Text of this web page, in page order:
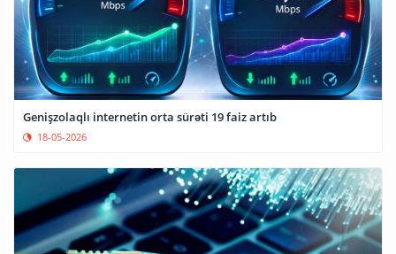
Genişzolaqlı internetin orta sürəti 19 faiz artıb
18-05-2026